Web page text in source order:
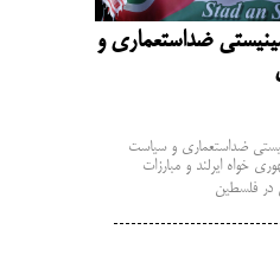
ضداستعماری و
ضداستعماری و سیاست
خواه ایرلند و مبارزات